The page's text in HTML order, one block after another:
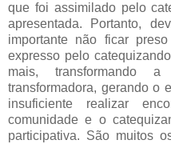
que foi assimilado pelo
apresentada. Portanto,
importante não ficar
expresso pelo
mais, transformando
transformadora, gerando o
insuficiente realizar
comunidade e o
participativa. São muitos